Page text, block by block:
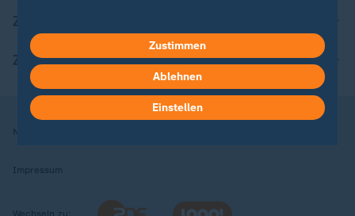
ZDFheute Apps
Nutzungsbedingungen
Impressum
Wechseln zu:
in deinen Einstellungen widerrufen oder ändern.
Hier findest du das Impressum.
Weitere Informationen findest du in unserer
Datenschutzerklärung.
Zustimmen
Ablehnen
Einstellen